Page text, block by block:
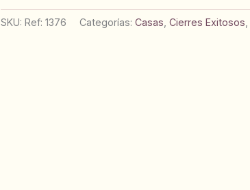
Obra
SKU: Ref: 1376 Categorías: Casas Cierres Exitosos